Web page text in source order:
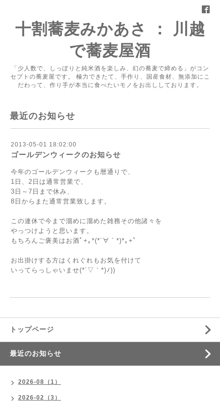
十割蕎麦みかあさ ： 川越
で蕎麦屋酒
「少人数で、しっぽりと純米酒を楽しみ、幻の蕎麦で締める」がコン
セプトの蕎麦屋です。 極力できたて、手作り、国産食材、無添加にこ
だわって、作り手が本当に食べたいモノをお出ししております。
最近のお知らせ
2013-05-01 18:02:00
ゴールデンウィークのお知らせ
今年のゴールデンウィークも暦通りで、
1日、2日は通常営業で、
3日～7日まで休み、
8日からまた通常営業致します。
この連休で今まで溜めに溜めた雑務その他諸々を
やっつけようと思います。
もちろんご褒美はお酒ﾟ+｡*(*´∀｀*)*｡+ﾟ
お出掛けする方はくれぐれもお気を付けて
いってらっしゃいませ(*´▽｀*)ﾉ))
トップページ
最近のお知らせ
2026-08（1）
2026-02（3）